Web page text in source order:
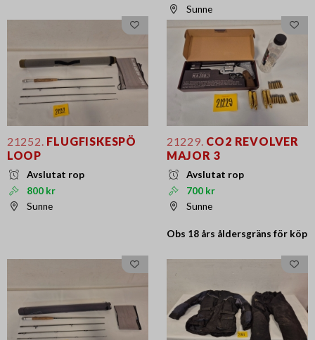
Sunne
21252. FLUGFISKESPÖ
LOOP
Avslutat rop
800 kr
Sunne
21229. CO2 REVOLVER
MAJOR 3
Avslutat rop
700 kr
Sunne
Obs 18 års åldersgräns för köp